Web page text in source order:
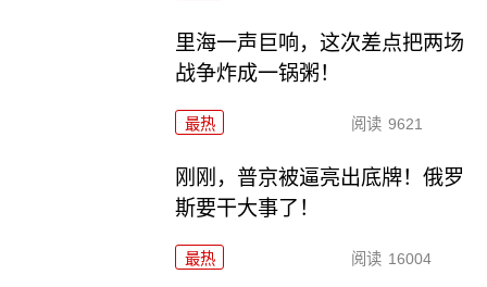
里海一声巨响，这次差点把两场
战争炸成一锅粥！
最热 阅读 9621
刚刚，普京被逼亮出底牌！俄罗
斯要干大事了！
最热 阅读 16004